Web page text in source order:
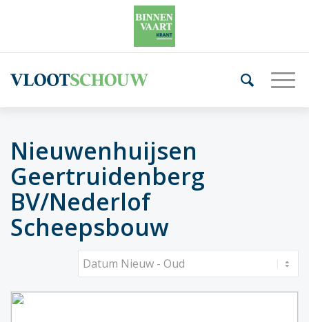
Nieuwenhuijsen
Geertruidenberg
BV/Nederlof
Scheepsbouw